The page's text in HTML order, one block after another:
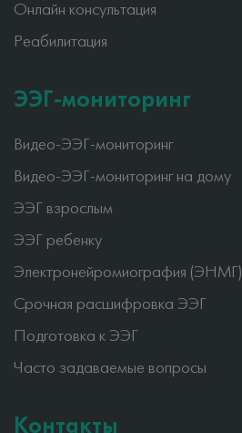
Онлайн консультация
Реабилитация
ЭЭГ-мониторинг
Видео-ЭЭГ-мониторинг
Видео-ЭЭГ-мониторинг на дому
ЭЭГ взрослым
ЭЭГ ребенку
Электронейромиография (ЭНМГ)
Срочная расшифровка ЭЭГ
Подготовка к ЭЭГ
Часто задаваемые вопросы
Контакты